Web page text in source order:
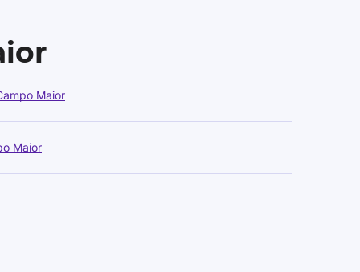
Maior
Maior